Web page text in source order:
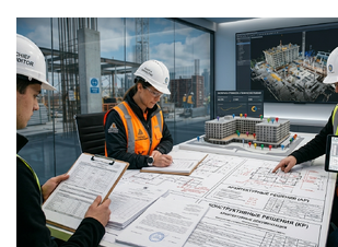
качества строительства, подготовки
оценки рисков и судебных
Результатом является официальное
заключение, имеющее юридическую